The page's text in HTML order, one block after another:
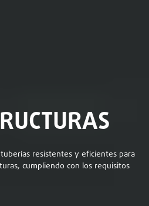
resistentes y eficientes para
cumpliendo con los requisitos